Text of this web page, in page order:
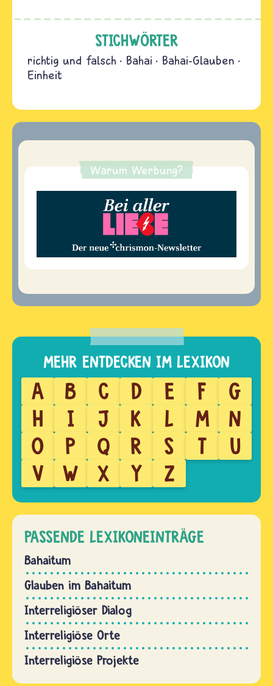
STICHWÖRTER
richtig und falsch Bahai
Bahai-Glauben
Einheit
Warum Werbung?
A B C D E F
G
H
I J K L M
N
O
P Q R S T
U
V
W X Y Z
PASSENDE LEXIKONEINTRÄGE
Bahaitum
Glauben im Bahaitum
Interreligiöser Dialog
Interreligiöse Orte
Interreligiöse Projekte